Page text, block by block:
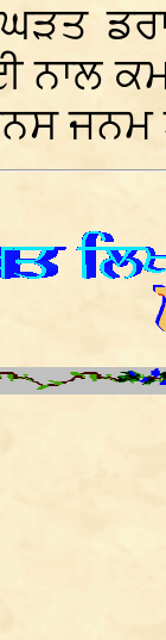
ਨਾਲ
ਜਨਮ